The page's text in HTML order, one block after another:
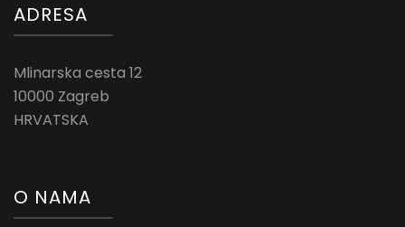
ADRESA
Mlinarska cesta 12
10000 Zagreb
HRVATSKA
O NAMA